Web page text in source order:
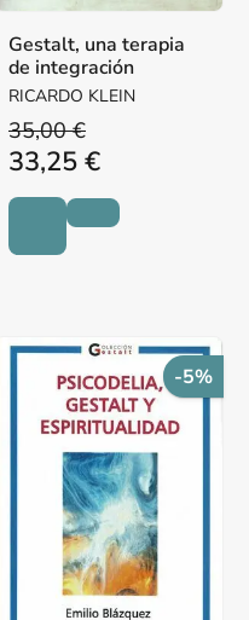
Gestalt, una terapia
de integración
RICARDO KLEIN
35,00 €
33,25 €
-5%